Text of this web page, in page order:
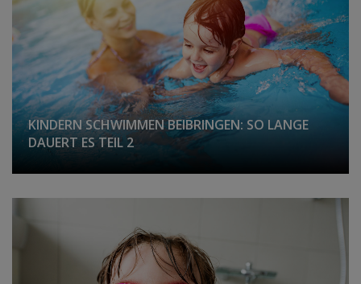
KINDERN SCHWIMMEN BEIBRINGEN: SO LANGE
DAUERT ES TEIL 2